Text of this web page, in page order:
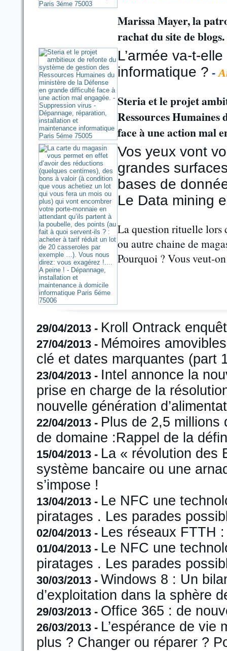
Marissa Mayer, la
rachat du site de blogs.
L’armée va-t-
informatique ? -
Steria et le projet
Ressources
face à une action mal
Vos yeux vont
grandes
bases de
Le Data mining
La question rituelle lors
ou autre chaine de
Pourquoi ? Vous veut-
29/04/2013 - Kroll Ontrack
27/04/2013 - Mémoires
clé et dates marquantes (part
23/04/2013 - Intel annonce la
prise en charge de la
nouvelle génération
22/04/2013 - Plus de 2,5 millions
de domaine :Rappel de la
15/04/2013 - La « révolution des
système bancaire ou une
s’impose !
13/04/2013 - Le NFC une
piratages . Les parades
02/04/2013 - Les réseaux FTTH
01/04/2013 - Le NFC une
piratages . Les parades
30/03/2013 - Windows 8 : Un
d’exploitation dans la sphère
29/03/2013 - Office 365 : de
26/03/2013 - L’espérance de vie
plus ? Changer ou réparer ?